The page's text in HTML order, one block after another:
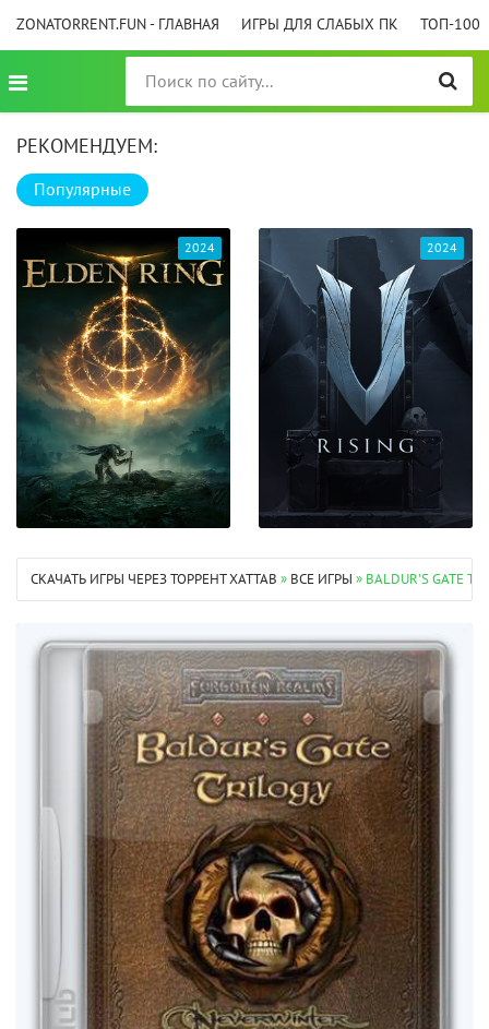
ZONATORRENT.FUN - ГЛАВНАЯ ИГРЫ ДЛЯ СЛАБЫХ ПК ТОП-100
РЕКОМЕНДУЕМ:
Популярные
2024 2024
СКАЧАТЬ ИГРЫ ЧЕРЕЗ ТОРРЕНТ XATTAB » ВСЕ ИГРЫ » BALDUR'S GATE